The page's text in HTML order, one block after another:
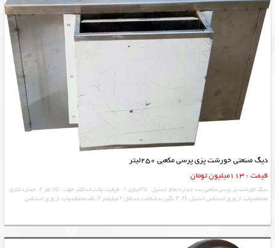
دیگ صنعتی خورشت پزی پرسی مکعبی 250لیتر
قیمت : 113میلیون تومان
دیگ خورشت پز پرسی مکعبی سه جداره تمام استیل ۲۵۰لیتری ۱. ظرفیت پخت حداکثر جهت ۶۵۰ نفر ۲. جداره کناری
محفظه پخت از ورق استنلس استیل ۳۰۴L نگیر به ضخامت حداقل ۲ میلیمتر ۳. کف محفظه پخت از ورق استنلس